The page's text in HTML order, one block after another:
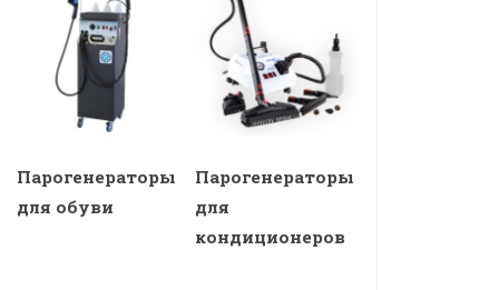
Парогенераторы
для обуви
Парогенераторы
для
кондиционеров